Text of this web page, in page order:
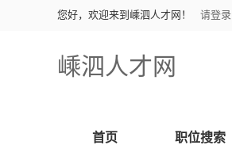
您好，欢迎来到嵊泗人才网！ 请登录
嵊泗人才网
首页 职位搜索